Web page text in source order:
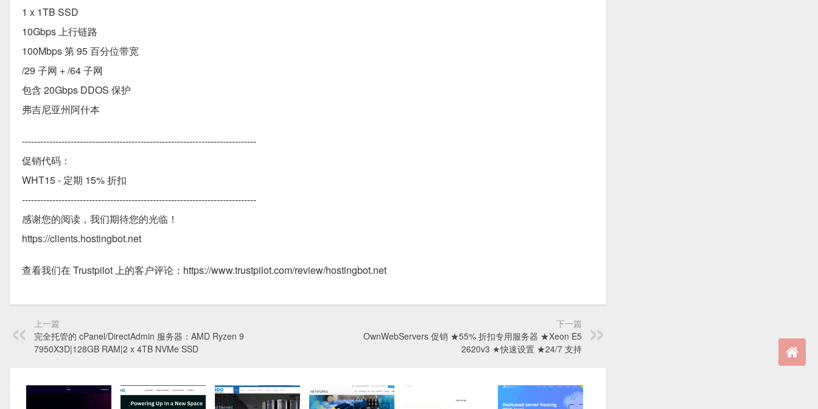
1 x 1TB SSD
10Gbps 上行链路
100Mbps 第 95 百分位带宽
/29 子网 + /64 子网
包含 20Gbps DDOS 保护
弗吉尼亚州阿什本
-----------------------------------------------------------------------------
促销代码：
WHT15 - 定期 15% 折扣
-----------------------------------------------------------------------------
感谢您的阅读，我们期待您的光临！
https://clients.hostingbot.net
查看我们在 Trustpilot 上的客户评论：https://www.trustpilot.com/review/hostingbot.net
上一篇
完全托管的 cPanel/DirectAdmin 服务器：AMD Ryzen 9
7950X3D|128GB RAM|2 x 4TB NVMe SSD
下一篇
OwnWebServers 促销 ★55% 折扣专用服务器 ★Xeon E5
2620v3 ★快速设置 ★24/7 支持